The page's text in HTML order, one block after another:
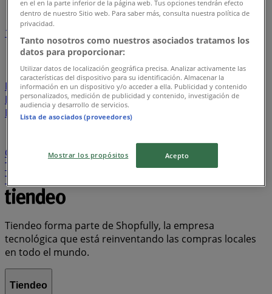
1
26
Davivienda
Tiendas D1 Ara Metro Olímpica
Rebaja
Banco AV Villas Alkosto Éxito
Jumbo
Banco Itaú
Protección Homecenter
Makro
Bancolombia
Ésika Cruz verde
Calzado Romulo
Banco de
Occidente
Ktronix Panamericana
Banco de Bogotá
Tigo
ELA
Droguería la Economía
Totto
Tiendeo forma parte de Shopfully, la empresa
tecnológica que está reinventando las compras locales
en todo el mundo.
Tiendeo
en el en la parte inferior de la página web. Tus opciones tendrán efecto
dentro de nuestro Sitio web. Para saber más, consulta nuestra política de
privacidad.
Tanto nosotros como nuestros asociados tratamos los
datos para proporcionar:
Utilizar datos de localización geográfica precisa. Analizar activamente las
características del dispositivo para su identificación. Almacenar la
información en un dispositivo y/o acceder a ella. Publicidad y contenido
personalizados, medición de publicidad y contenido, investigación de
audiencia y desarrollo de servicios.
Lista de asociados (proveedores)
Mostrar los propósitos Acepto